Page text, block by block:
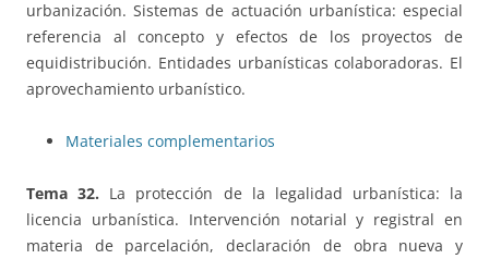
urbanización. Sistemas de actuación urbanística: especial
referencia al concepto y efectos de los proyectos de
equidistribución. Entidades urbanísticas colaboradoras. El
aprovechamiento urbanístico.
Materiales complementarios
Tema 32. La protección de la legalidad urbanística: la
licencia urbanística. Intervención notarial y registral en
materia de parcelación, declaración de obra nueva y